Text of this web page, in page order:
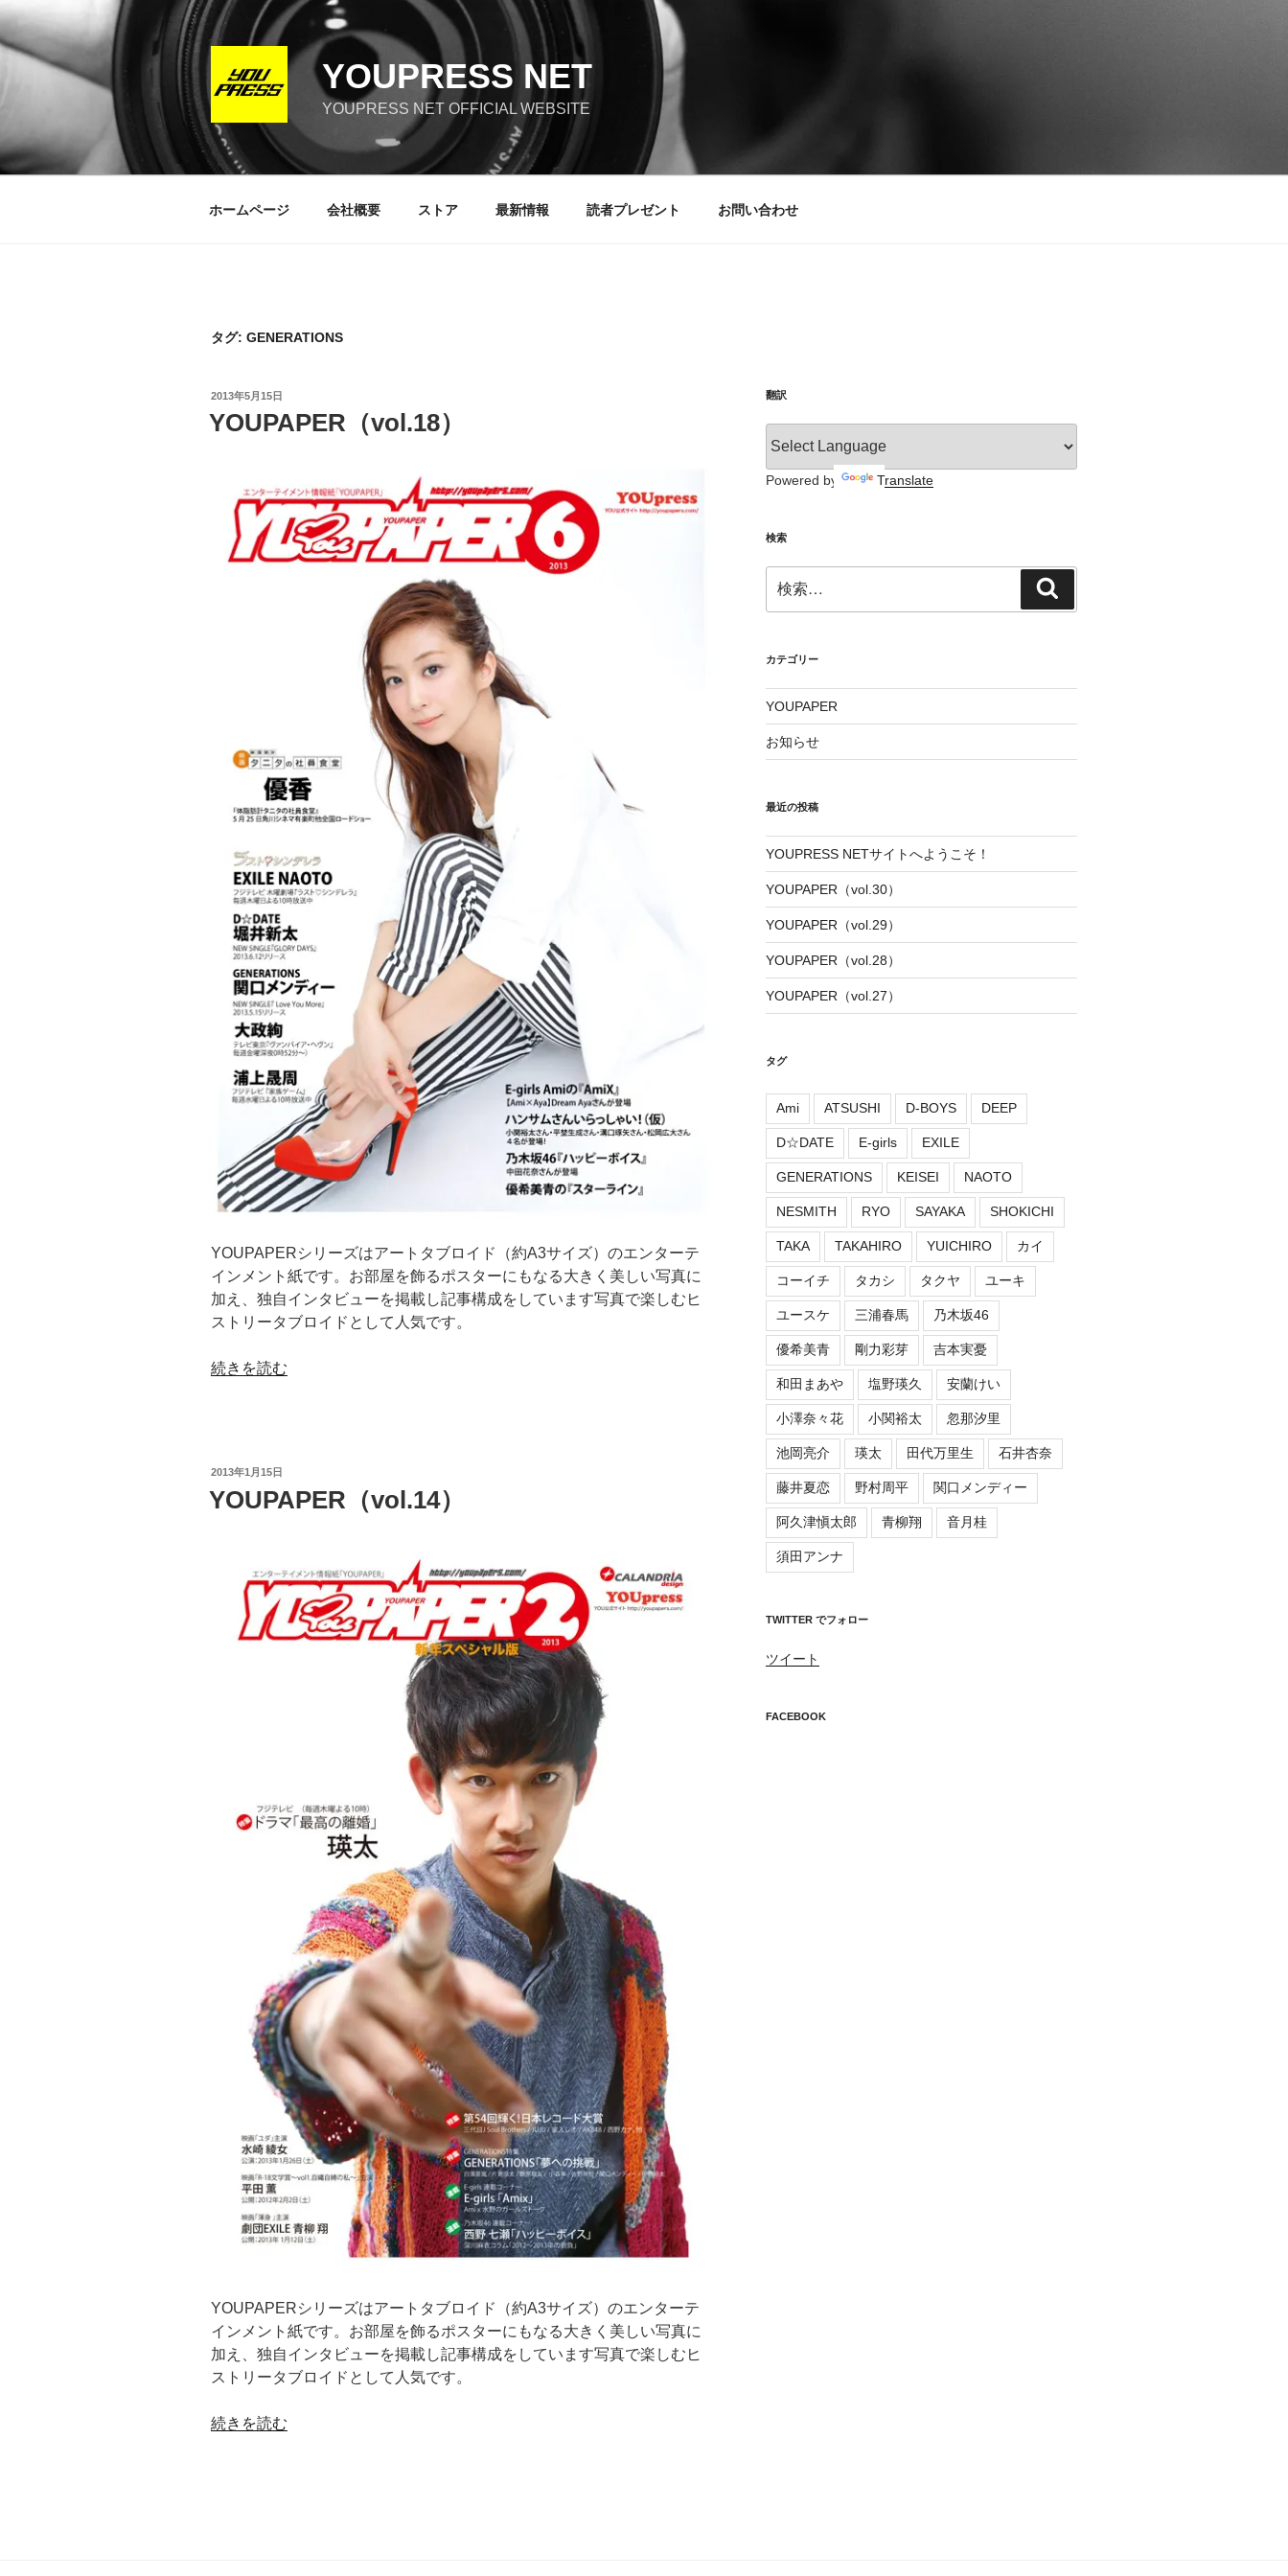
コ
ン
テ
ツ
ス
キ
YOUPRESS NET
YOUPRESS NET OFFICIAL WEBSITE
ホームページ 会社概要 ストア 最新情報 読者プレゼント お問い合わせ
タグ: GENERATIONS
投
日:
2013年5月15日
YOUPAPER（vol.18）
YOUPAPERシリーズはアートタブロイド（約A3サイズ）のエンターテ
インメント紙です。お部屋を飾るポスターにもなる大きく美しい写真に
加え、独自インタビューを掲載し記事構成をしています写真で楽しむヒ
ストリータブロイドとして人気です。
“YOUPAPER（vol.18）”
続きを読む
投
日:
2013年1月15日
YOUPAPER（vol.14）
YOUPAPERシリーズはアートタブロイド（約A3サイズ）のエンターテ
インメント紙です。お部屋を飾るポスターにもなる大きく美しい写真に
加え、独自インタビューを掲載し記事構成をしています写真で楽しむヒ
ストリータブロイドとして人気です。
“YOUPAPER（vol.14）”
続きを読む
翻訳
Powered by Translate
検索
索:
索
カテゴリー
YOUPAPER
お知らせ
最近の投稿
YOUPRESS NETサイトへようこそ！
YOUPAPER（vol.30）
YOUPAPER（vol.29）
YOUPAPER（vol.28）
YOUPAPER（vol.27）
タグ
Ami ATSUSHI D-BOYS DEEP
D☆DATE E-girls EXILE
GENERATIONS KEISEI NAOTO
NESMITH RYO SAYAKA SHOKICHI
TAKA TAKAHIRO YUICHIRO カイ
コーイチ タカシ タクヤ ユーキ
ユースケ 三浦春馬 乃木坂46
優希美青 剛力彩芽 吉本実憂
和田まあや 塩野瑛久 安蘭けい
小澤奈々花 小関裕太 忽那汐里
池岡亮介 瑛太 田代万里生 石井杏奈
藤井夏恋 野村周平 関口メンディー
阿久津愼太郎 青柳翔 音月桂
須田アンナ
TWITTER でフォロー
ツイート
FACEBOOK